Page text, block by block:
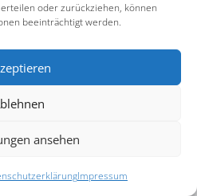
oder zurückziehen, können
beeinträchtigt werden.
ansehen
Impressum